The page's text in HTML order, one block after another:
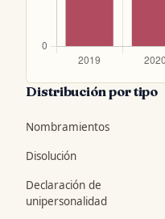
Distribución por tipo
Nombramientos
Disolución
Declaración de
unipersonalidad